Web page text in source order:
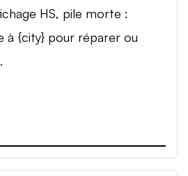
HS, pile morte :
à {city} pour réparer ou